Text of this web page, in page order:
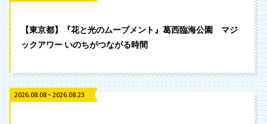
【東京都】『花と光のムーブメント』葛西臨海公園 マジ
ックアワー いのちがつながる時間
2026.08.08 ~ 2026.08.23